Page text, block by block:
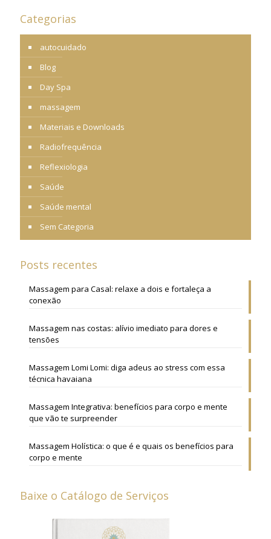
Categorias
autocuidado
Blog
Day Spa
massagem
Materiais e Downloads
Radiofrequência
Reflexiologia
Saúde
Saúde mental
Sem Categoria
Posts recentes
Massagem para Casal: relaxe a dois e fortaleça a
conexão
Massagem nas costas: alívio imediato para dores e
tensões
Massagem Lomi Lomi: diga adeus ao stress com essa
técnica havaiana
Massagem Integrativa: benefícios para corpo e mente
que vão te surpreender
Massagem Holística: o que é e quais os benefícios para
corpo e mente
Baixe o Catálogo de Serviços